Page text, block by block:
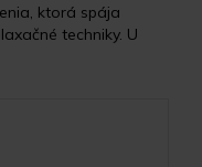
ktorá spája
techniky. U